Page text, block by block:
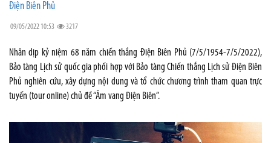
Điện Biên Phủ
09/05/2022 10:53 3217
Nhân dịp kỷ niệm 68 năm chiến thắng Điện Biên Phủ (7/5/1954-7/5/2022),
Bảo tàng Lịch sử quốc gia phối hợp với Bảo tàng Chiến thắng Lịch sử Điện Biên
Phủ nghiên cứu, xây dựng nội dung và tổ chức chương trình tham quan trực
tuyến (tour online) chủ đề “Âm vang Điện Biên”.